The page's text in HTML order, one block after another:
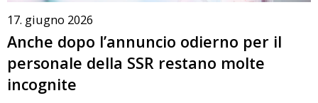
17. giugno 2026
Anche dopo l’annuncio odierno per il
personale della SSR restano molte
incognite